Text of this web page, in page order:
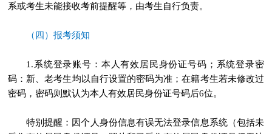
系或考生未能接收考前提醒等，由考生自行负责。
（四）报考须知
1.系统登录账号：本人有效居民身份证号码；系统登录密
码：新、老考生均以自行设置的密码为准；在籍考生若未修改过
密码，密码则默认为本人有效居民身份证号码后6位。
特别提醒：因个人身份信息有误无法登录信息系统（包括未